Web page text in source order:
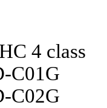
4 class
C01G
C02G